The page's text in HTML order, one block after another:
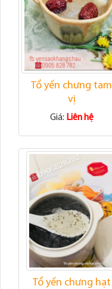
Tổ yến chưng tam
vị
Giá: Liên hệ
Tổ yến chưng hạt